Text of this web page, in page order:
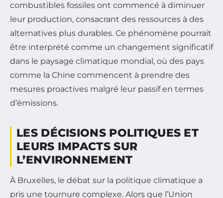
combustibles fossiles ont commencé à diminuer
leur production, consacrant des ressources à des
alternatives plus durables. Ce phénomène pourrait
être interprété comme un changement significatif
dans le paysage climatique mondial, où des pays
comme la Chine commencent à prendre des
mesures proactives malgré leur passif en termes
d’émissions.
LES DÉCISIONS POLITIQUES ET
LEURS IMPACTS SUR
L’ENVIRONNEMENT
À Bruxelles, le débat sur la politique climatique a
pris une tournure complexe. Alors que l’Union